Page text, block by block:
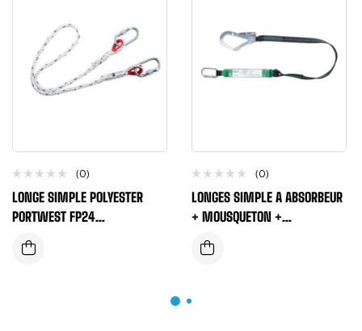
(0)
LONGE SIMPLE POLYESTER
PORTWEST FP24
MOUSQUETON/MOUSQUETON
LONGUEUR 1,5 METRES
(0)
LONGES SIMPLE A ABSORBEUR
+ MOUSQUETON +
CONNECTEUR LONGUEUR 1,5 TE
2 METRES